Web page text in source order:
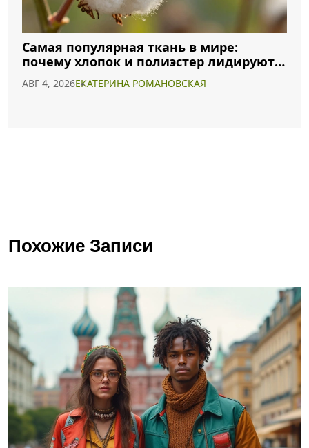
Самая популярная ткань в мире:
почему хлопок и полиэстер лидируют в
АВГ 4, 2026ЕКАТЕРИНА РОМАНОВСКАЯ
Похожие Записи